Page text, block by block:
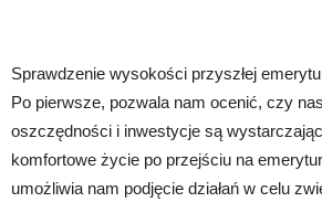
Sprawdzenie wysokości przyszłej
Po pierwsze, pozwala nam ocenić, czy
oszczędności i inwestycje są
komfortowe życie po przejściu na
umożliwia nam podjęcie działań w celu